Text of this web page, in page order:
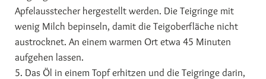
Apfelausstecher hergestellt werden. Die Teigringe mit
wenig Milch bepinseln, damit die Teigoberfläche nicht
austrocknet. An einem warmen Ort etwa 45 Minuten
aufgehen lassen.
5. Das Öl in einem Topf erhitzen und die Teigringe darin,